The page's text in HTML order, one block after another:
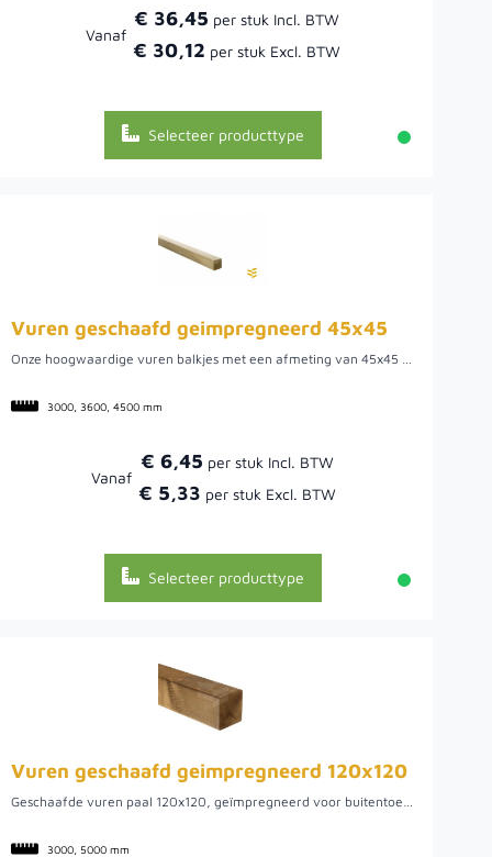
Vanaf
€ 36,45
€ 30,12
Selecteer producttype
Vuren geschaafd geimpregneerd 45x45
Onze hoogwaardige vuren balkjes met een afmeting van 45x45 mm zijn geschaafd en geïmpregneerd voor optimale duurzaamheid. De vuren balkjes zijn afkomstig uit Noord-Europa, kwaliteit en vakmanschap in één. Of u nu een binnenhuisproject heeft of een buitenconstructie wilt creëren, onze vuren balkjes biedt u een betrouwbare en aantrekkelijke oplossing. Bestel vandaag nog en geef uw projecten de basis die ze verdienen, zodat u geniet van de voordelen van ons prachtige Noord-Europees vuren hout.
3000, 3600, 4500 mm
Vanaf
€ 6,45
€ 5,33
Selecteer producttype
Vuren geschaafd geimpregneerd 120x120
Geschaafde vuren paal 120x120, geïmpregneerd voor buitentoepassing. Sterke basis voor overkappingen, pergola’s en stevige constructies.
3000, 5000 mm